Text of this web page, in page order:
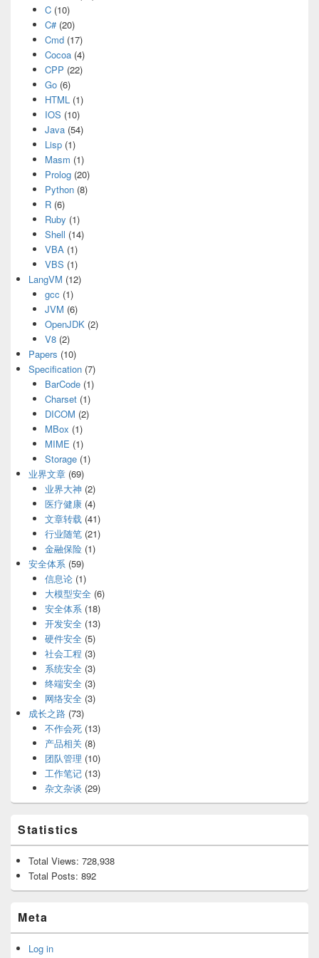
C(10)
C#(20)
Cmd(17)
Cocoa(4)
CPP (22)
Go(6)
HTML(1)
IOS (10)
Java(54)
Lisp(1)
Masm (1)
Prolog(20)
Python(8)
R(6)
Ruby (1)
Shell (14)
VBA(1)
VBS (1)
LangVM (12)
gcc (1)
JVM (6)
OpenJDK(2)
V8(2)
Papers (10)
Specification (7)
BarCode(1)
Charset(1)
DICOM (2)
MBox (1)
MIME (1)
Storage(1)
业界文章 (69)
业界大神 (2)
医疗健康(4)
文章转载(41)
行业随笔(21)
金融保险(1)
安全体系 (59)
信息论(1)
大模型安全(6)
安全体系(18)
开发安全(13)
硬件安全(5)
社会工程 (3)
系统安全(3)
终端安全(3)
网络安全(3)
成长之路 (73)
不作会死(13)
产品相关 (8)
团队管理 (10)
工作笔记(13)
杂文杂谈 (29)
Statistics
Total Views: 728,938
Total Posts: 892
Meta
Log in